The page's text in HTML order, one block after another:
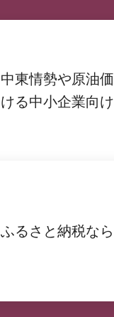
中東情勢や原油
ける中小企業向
ふるさと納税な